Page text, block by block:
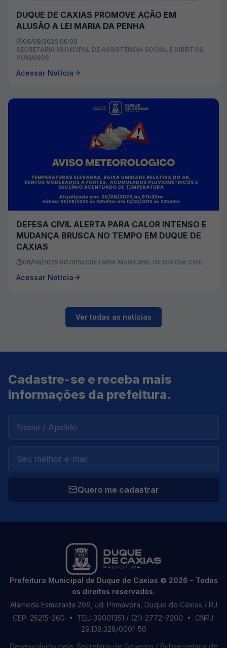
DUQUE DE CAXIAS PROMOVE AÇÃO EM
ALUSÃO A LEI MARIA DA PENHA
06/08/2026 00:00
SECRETARIA MUNICIPAL DE ASSISTÊNCIA SOCIAL E DIREITOS
HUMANOS
Acessar Notícia
DEFESA CIVIL ALERTA PARA CALOR INTENSO E
MUDANÇA BRUSCA NO TEMPO EM DUQUE DE
CAXIAS
06/08/2026 00:00SECRETARIA MUNICIPAL DE DEFESA CIVIL
Acessar Notícia
Ver todas as notícias
Cadastre-se e receba mais
informações da prefeitura.
Quero me cadastrar
Prefeitura Municipal de Duque de Caxias © 2026 – Todos
os direitos reservados.
Alameda Esmeralda 206, Jd. Primavera, Duque de Caxias / RJ
CEP: 25215-260 • TEL: 39001351 / (21) 2772-7200 • CNPJ:
29.138.328/0001-50
Desenvolvido pela: Secretaria de Governo / Subsecretaria de